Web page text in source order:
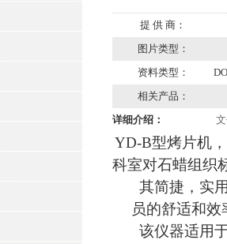
提 供 商：
图片类型：
资料类型：
相关产品：
详细介绍：
YD-B型烤片机
科室对石蜡组织
其简捷，实
员的舒适和效
该仪器适用